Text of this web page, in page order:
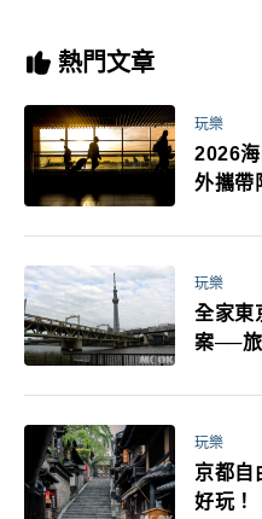
熱門文章
玩樂
2026
外攜帶
萬！注
玩樂
全家東
案──旅
玩樂
京都自
好玩！